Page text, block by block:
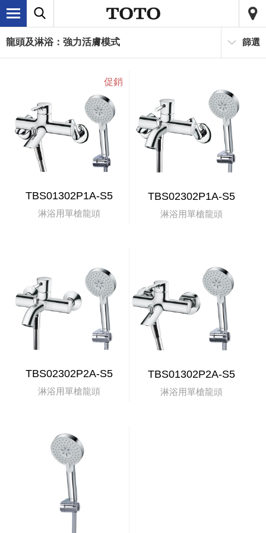
龍頭及淋浴：強力活膚模式 篩選
TBS01302P1A-S5
淋浴用單槍龍頭
TBS02302P1A-S5
淋浴用單槍龍頭
TBS02302P2A-S5
淋浴用單槍龍頭
TBS01302P2A-S5
淋浴用單槍龍頭